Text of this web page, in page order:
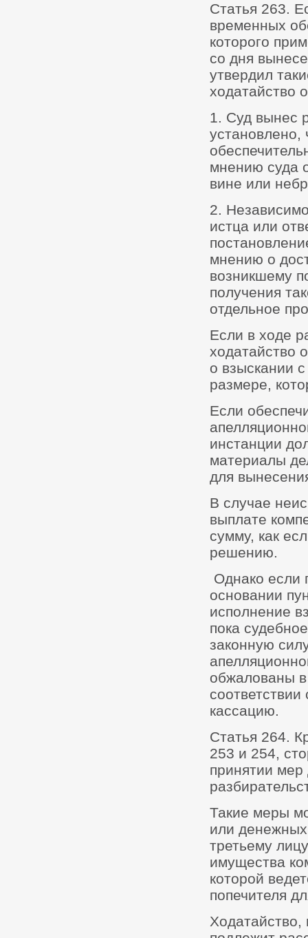
Статья 263.
временных
которого
со дня
утвердил
ходатайство
1. Суд вынес
установлено,
мнению суда
вине или
2.
истца или
мнению о
возникшему
получения
отдельное
Если в ходе
ходатайство
о взыскании
размере,
Если
инстанции
материалы
для
В случае
выплате
сумму, как
решению.
Однако если
основании
исполнение
пока
законную
обжалованы
кассацию.
Статья 264.
253 и 254,
принятии мер
Такие меры
или
третьему
имущества
которой
попечителя
Ходатайство,